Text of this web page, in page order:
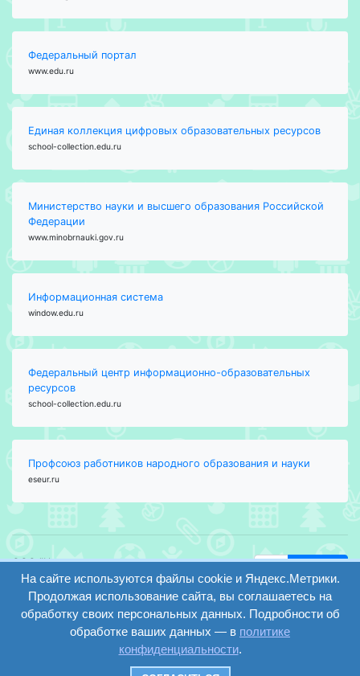
Федеральный портал
www.edu.ru
Единая коллекция цифровых образовательных ресурсов
school-collection.edu.ru
Министерство науки и высшего образования Российской
Федерации
www.minobrnauki.gov.ru
Информационная система
window.edu.ru
Федеральный центр информационно-образовательных
ресурсов
school-collection.edu.ru
Профсоюз работников народного образования и науки
eseur.ru
ООО "Центр
образования и
консалтинга"
Волгоград 2008-
2026
вход
регистрация
Найти
Версия
сайта для
слабовидящих
На сайте используются файлы cookie и Яндекс.Метрики.
Продолжая использование сайта, вы соглашаетесь на
обработку своих персональных данных. Подробности об
обработке ваших данных — в политике
конфиденциальности.